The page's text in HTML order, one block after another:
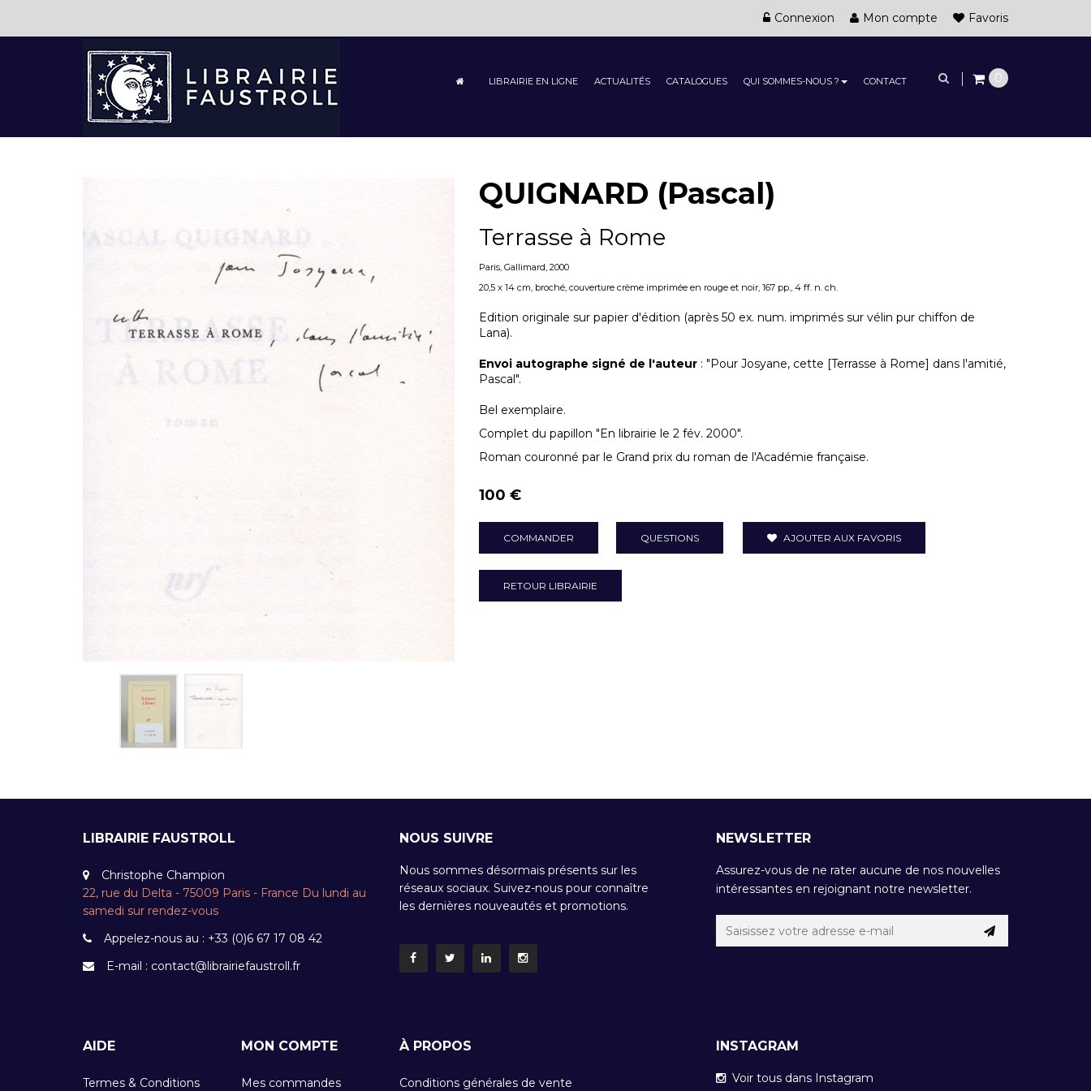
Connexion Mon compte Favoris
LIBRAIRIE EN LIGNE ACTUALITÉS CATALOGUES QUI SOMMES-NOUS ? CONTACT 0
QUIGNARD (Pascal)
Terrasse à Rome
Paris, Gallimard, 2000
20,5 x 14 cm, broché, couverture crème imprimée en rouge et noir, 167 pp., 4 ff. n. ch.
Edition originale sur papier d'édition (après 50 ex. num. imprimés sur vélin pur chiffon de
Lana).
Envoi autographe signé de l'auteur: "Pour Josyane, cette [Terrasse à Rome] dans l'amitié,
Pascal".
Bel exemplaire.
Complet du papillon "En librairie le 2 fév. 2000".
Roman couronné par le Grand prix du roman de l'Académie française.
100 €
COMMANDER QUESTIONS AJOUTER AUX FAVORIS
RETOUR LIBRAIRIE
LIBRAIRIE FAUSTROLL
Christophe Champion
22, rue du Delta - 75009 Paris - France Du lundi au
samedi sur rendez-vous
Appelez-nous au : +33 (0)6 67 17 08 42
E-mail : contact@librairiefaustroll.fr
NOUS SUIVRE
Nous sommes désormais présents sur les
réseaux sociaux. Suivez-nous pour connaître
les dernières nouveautés et promotions.
NEWSLETTER
Assurez-vous de ne rater aucune de nos nouvelles
intéressantes en rejoignant notre newsletter.
AIDE
Termes & Conditions
MON COMPTE
Mes commandes
À PROPOS
Conditions générales de vente
INSTAGRAM
Voir tous dans Instagram